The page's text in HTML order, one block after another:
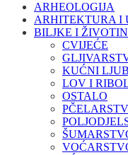
ARHEOLOGIJA
ARHITEKTURA I
BILJKE I
CVIJEĆE
KUĆNI
LOV I
OSTALO